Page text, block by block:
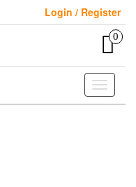
Login / Register
0
Toggle